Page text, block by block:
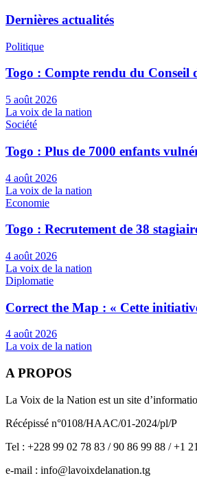
Dernières actualités
Politique
Togo : Compte rendu du Conseil
5 août 2026
La voix de la nation
Société
Togo : Plus de 7000 enfants
4 août 2026
La voix de la nation
Economie
Togo : Recrutement de 38
4 août 2026
La voix de la nation
Diplomatie
Correct the Map : « Cette
4 août 2026
La voix de la nation
A PROPOS
La Voix de la Nation est un site
Récépissé n°0108/HAAC/01-2024/pl/P
Tel : +228 99 02 78 83 / 90 86 99 88 / +1
e-mail : info@lavoixdelanation.tg